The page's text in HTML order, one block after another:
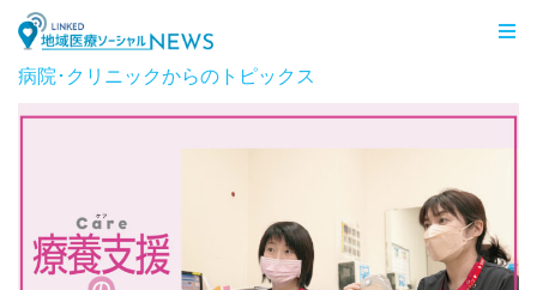
LINKED 地域医療ソーシャルNEWS
病院･クリニックからのトピックス